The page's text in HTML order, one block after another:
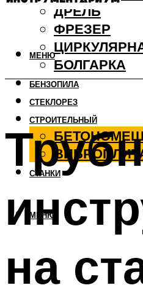
ДРЕЛЬ
ФРЕЗЕР
БОЛГАРКА
БЕНЗОПИЛА
СТЕКЛОРЕЗ
СТРОИТЕЛЬНЫЙ
СТАНКИ
МЕНЮ
МЕНЮ
на